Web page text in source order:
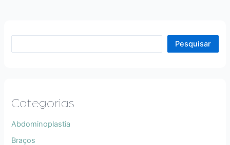
Pesquisar
Categorias
Abdominoplastia
Braços